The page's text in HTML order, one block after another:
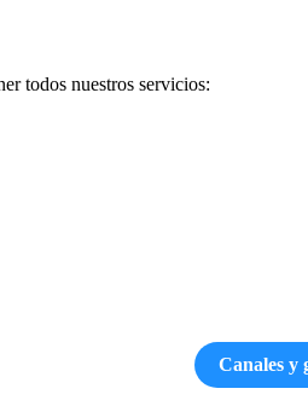
todos nuestros servicios:
Canales y